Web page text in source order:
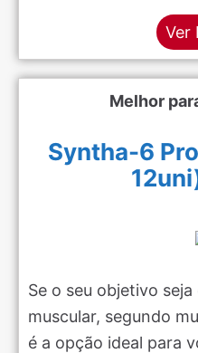
Ver
Melhor
Syntha-6
Se o seu objetivo
muscular, segundo
é a opção ideal para